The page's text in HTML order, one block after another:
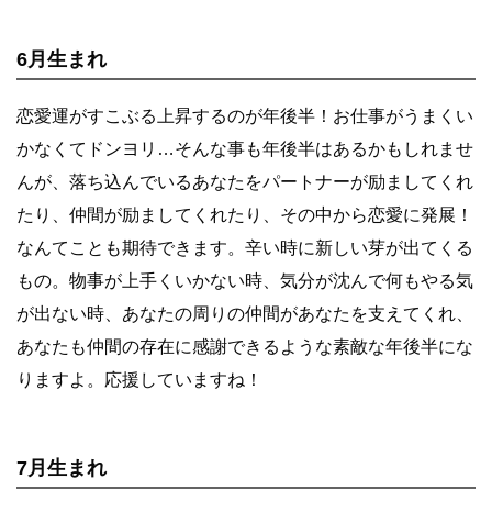
6月生まれ
恋愛運がすこぶる上昇するのが年後半！お仕事がうまくい
かなくてドンヨリ…そんな事も年後半はあるかもしれませ
んが、落ち込んでいるあなたをパートナーが励ましてくれ
たり、仲間が励ましてくれたり、その中から恋愛に発展！
なんてことも期待できます。辛い時に新しい芽が出てくる
もの。物事が上手くいかない時、気分が沈んで何もやる気
が出ない時、あなたの周りの仲間があなたを支えてくれ、
あなたも仲間の存在に感謝できるような素敵な年後半にな
りますよ。応援していますね！
7月生まれ